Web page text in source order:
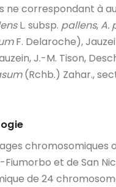
ne correspondant à
L. subsp. pallens,A.
F. Delaroche),
J.-M. Tison,
(Rchb.) Zahar.,
chromosomiques
et de San
de 24